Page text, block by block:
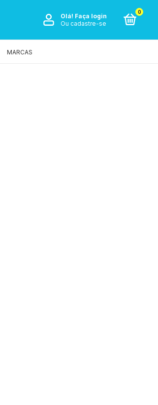
Olá! Faça login
Ou cadastre-se
0
MARCAS